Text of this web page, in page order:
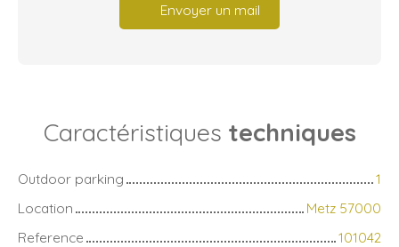
Envoyer un mail
Caractéristiques techniques
Outdoor parking
1
Location
Metz 57000
Reference
101042